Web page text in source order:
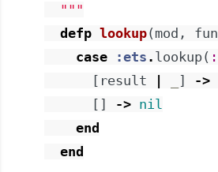
  """
defp lookup( mod , fun
case
:ets . lookup(
[ result ] ->
[ ] -> nil
end
end